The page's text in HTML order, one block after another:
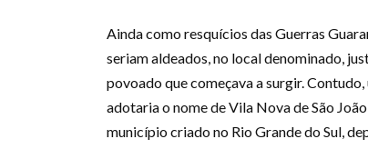
Ainda como resquícios das Guerras
seriam aldeados, no local denominado,
povoado que começava a surgir.
adotaria o nome de Vila Nova de São
município criado no Rio Grande do Sul,